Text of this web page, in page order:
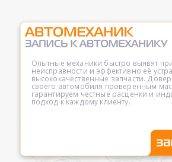
Опытные механики быстро выявят
неисправности и эффективно её
высококачественные запчасти.
своего автомобиля проверенным
гарантируем честные расценки и
подход к каждому клиенту.